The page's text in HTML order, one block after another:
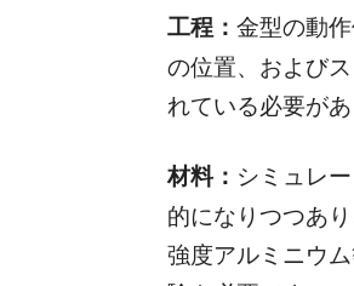
工程： 金型の動
の位置、および
れている必要があ
材料： シミュレ
的になりつつあ
強度アルミニウ